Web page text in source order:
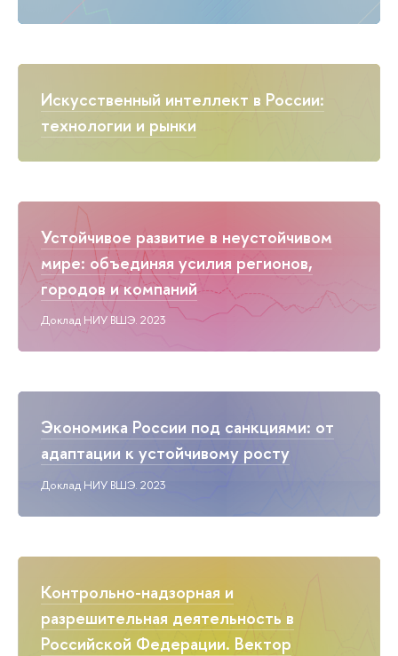
Искусственный интеллект в России:
технологии и рынки
Устойчивое развитие в неустойчивом
мире: объединяя усилия регионов,
городов и компаний
Доклад НИУ ВШЭ. 2023
Экономика России под санкциями: от
адаптации к устойчивому росту
Доклад НИУ ВШЭ. 2023
Контрольно-надзорная и
разрешительная деятельность в
Российской Федерации. Вектор